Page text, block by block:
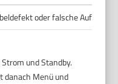
oder falsche
und Standby.
danach Menü und